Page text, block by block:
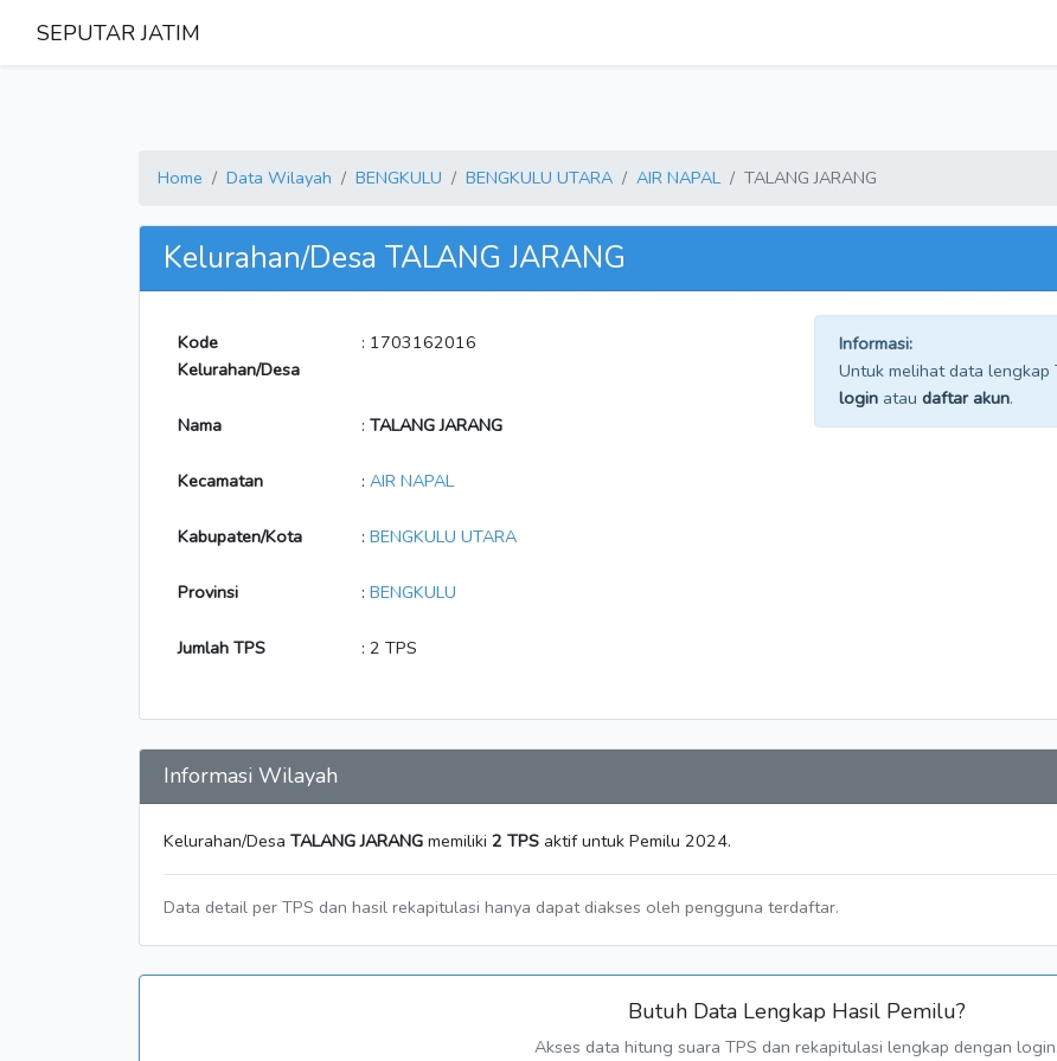
SEPUTAR JATIM
Home Data Wilayah BENGKULU BENGKULU UTARA AIR NAPAL TALANG JARANG
Kelurahan/Desa TALANG JARANG
Kode
Kelurahan/Desa
: 1703162016
Nama : TALANG JARANG
Kecamatan : AIR NAPAL
Kabupaten/Kota : BENGKULU UTARA
Provinsi : BENGKULU
Jumlah TPS : 2 TPS
Informasi:
Untuk melihat data lengkap
login atau daftar akun.
Informasi Wilayah
Kelurahan/Desa TALANG JARANG memiliki 2 TPS aktif untuk Pemilu 2024.
Data detail per TPS dan hasil rekapitulasi hanya dapat diakses oleh pengguna terdaftar.
Butuh Data Lengkap Hasil Pemilu?
Akses data hitung suara TPS dan rekapitulasi lengkap dengan login.